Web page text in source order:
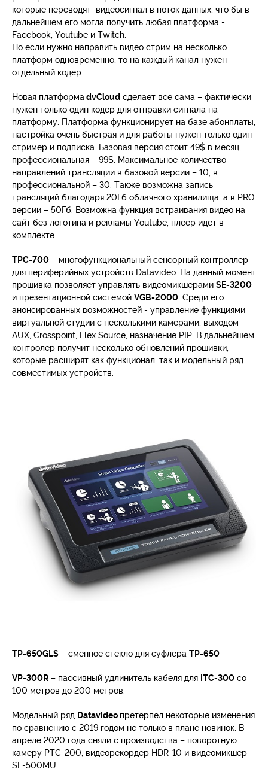
которые переводят видеосигнал в поток данных, что бы в
дальнейшем его могла получить любая платформа -
Facebook, Youtube и Twitch.
Но если нужно направить видео стрим на несколько
платформ одновременно, то на каждый канал нужен
отдельный кодер.
Новая платформа dvCloud сделает все сама – фактически
нужен только один кодер для отправки сигнала на
платформу. Платформа функционирует на базе абонплаты,
настройка очень быстрая и для работы нужен только один
стример и подписка. Базовая версия стоит 49$ в месяц,
профессиональная – 99$. Максимальное количество
направлений трансляции в базовой версии – 10, в
профессиональной – 30. Также возможна запись
трансляций благодаря 20Гб облачного хранилища, а в PRO
версии – 50Гб. Возможна функция встраивания видео на
сайт без логотипа и рекламы Youtube, плеер идет в
комплекте.
TPC-700 – многофункциональный сенсорный контроллер
для периферийных устройств Datavideo. На данный момент
прошивка позволяет управлять видеомикшерами SE-3200
и презентационной системой VGB-2000 . Среди его
анонсированных возможностей - управление функциями
виртуальной студии с несколькими камерами, выходом
AUX, Crosspoint, Flex Source, назначение PIP. В дальнейшем
контролер получит несколько обновлений прошивки,
которые расширят как функционал, так и модельный ряд
совместимых устройств.
TP-650GLS – сменное стекло для суфлера TP-650
VP-300R – пассивный удлинитель кабеля для ITC-300 со
100 метров до 200 метров.
Модельный ряд Datavideo претерпел некоторые изменения
по сравнению с 2019 годом не только в плане новинок. В
апреле 2020 года сняли с производства – поворотную
камеру PTC-200, видеорекордер HDR-10 и видеомикшер
SE-500MU.